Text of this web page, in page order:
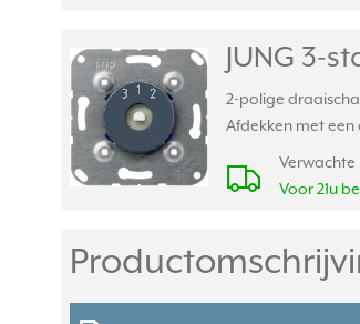
JUNG 3-
2-polige
Afdekken met
Verwachte
Voor 21u